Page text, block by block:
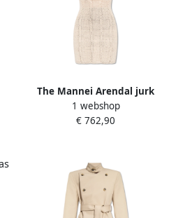
The Mannei Arendal jurk
Beige Dames
1 webshop
€ 762,90